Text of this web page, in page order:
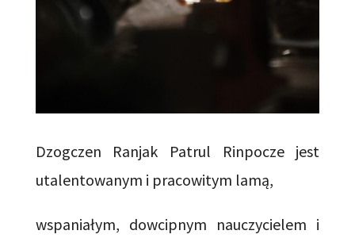
Dzogczen Ranjak Patrul Rinpocze jest
utalentowanym i pracowitym lamą,
wspaniałym, dowcipnym nauczycielem i